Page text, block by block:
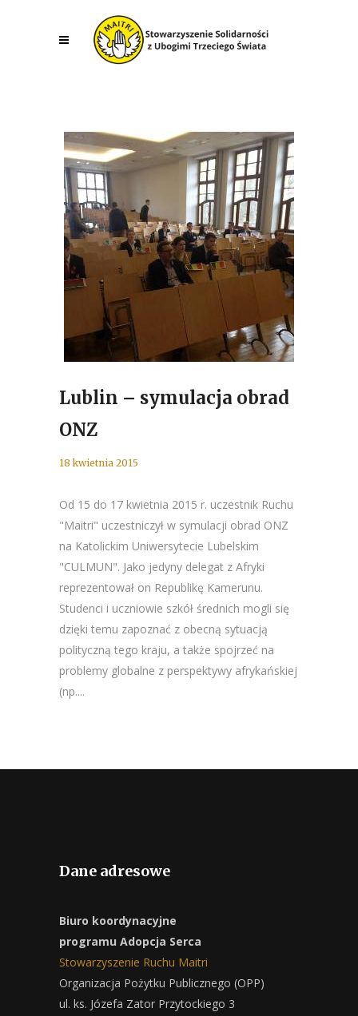
Lublin – symulacja obrad
ONZ
18 kwietnia 2015
Od 15 do 17 kwietnia 2015 r. uczestnik Ruchu
"Maitri" uczestniczył w symulacji obrad ONZ
na Katolickim Uniwersytecie Lubelskim
"CULMUN". Jako jedyny delegat z Afryki
reprezentował on Republikę Kamerunu.
Studenci i uczniowie szkół średnich mogli się
dzięki temu zapoznać z obecną sytuacją
polityczną tego kraju, a także spojrzeć na
problemy globalne z perspektywy afrykańskiej
(np....
Dane adresowe
Biuro koordynacyjne
programu Adopcja Serca
Stowarzyszenie Ruchu Maitri
Organizacja Pożytku Publicznego (OPP)
ul. ks. Józefa Zator Przytockiego 3